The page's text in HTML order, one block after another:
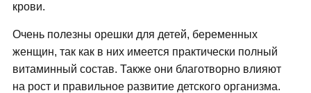
крови.
Очень полезны орешки для детей, беременных
женщин, так как в них имеется практически полный
витаминный состав. Также они благотворно влияют
на рост и правильное развитие детского организма.